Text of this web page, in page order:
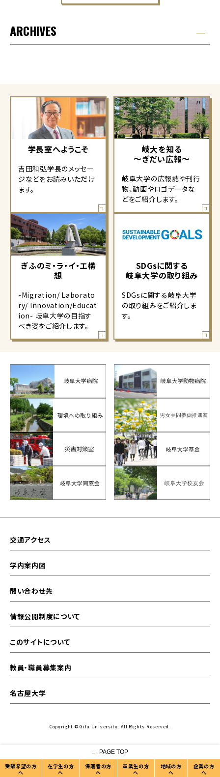
ARCHIVES
学長室へようこそ
吉田和弘学長のメッセー
ジなどをお読みいただけ
ます。
岐大を知る
～ぎだい広報～
岐阜大学の広報誌や刊行
物、動画やロゴデータな
どをご紹介します。
ぎふのミ・ラ・イ・エ構
想
-Migration/ Laborato
ry/ Innovation/Educat
ion- 岐阜大学の目指す
べき姿をご紹介します。
SDGsに関する
岐阜大学の取り組み
SDGsに関する岐阜大学
の取り組みをご紹介しま
す。
PAGE TOP
受験希望の方
へ
在学生の方
へ
保護者の方
へ
卒業生の方
へ
地域の方
へ
企業の方
へ
交通アクセス
学内案内図
問い合わせ先
情報公開制度について
このサイトについて
教員・職員募集案内
名古屋大学
Copyright © Gifu University. All Rights Reserved.